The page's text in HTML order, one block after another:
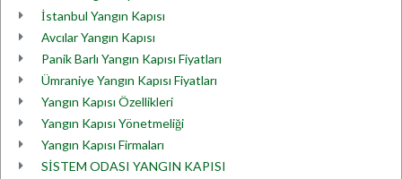
İstanbul Yangın Kapısı
Avcılar Yangın Kapısı
Panik Barlı Yangın Kapısı Fiyatları
Ümraniye Yangın Kapısı Fiyatları
Yangın Kapısı Özellikleri
Yangın Kapısı Yönetmeliği
Yangın Kapısı Firmaları
SİSTEM ODASI YANGIN KAPISI